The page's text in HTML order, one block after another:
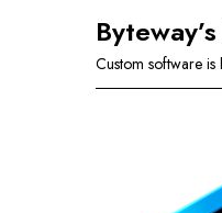
Custom software is